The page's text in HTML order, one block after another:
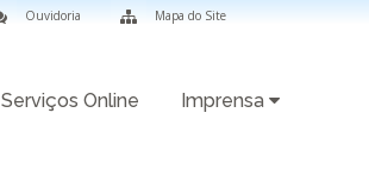
Mapa do Site
Ouvidoria
Serviços Online Imprensa